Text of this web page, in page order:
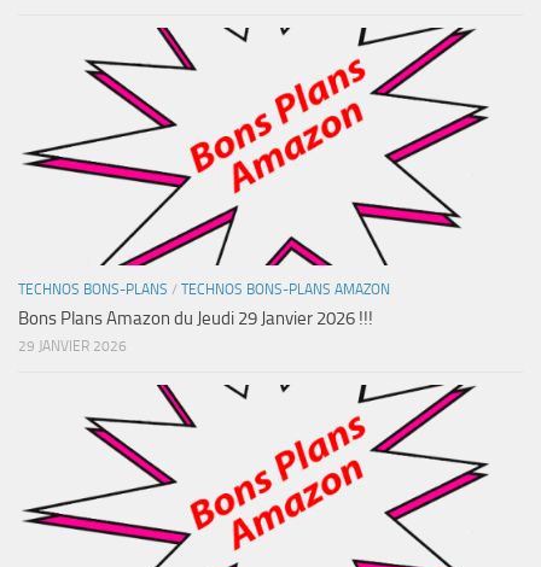
TECHNOS BONS-PLANS / TECHNOS BONS-PLANS AMAZON
Bons Plans Amazon du Jeudi 29 Janvier 2026 !!!
29 JANVIER 2026